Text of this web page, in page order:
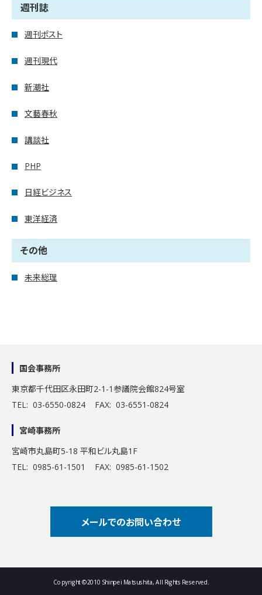
週刊誌
週刊ポスト
週刊現代
新潮社
文藝春秋
講談社
PHP
日経ビジネス
東洋経済
その他
未来総理
国会事務所
東京都千代田区永田町2-1-1参議院会館824号室
TEL: 03-6550-0824 FAX: 03-6551-0824
宮崎事務所
宮崎市丸島町5-18 平和ビル丸島1F
TEL: 0985-61-1501 FAX: 0985-61-1502
メールでのお問い合わせ
Copyright ©2010 Shinpei Matsushita, All Rights Reserved.